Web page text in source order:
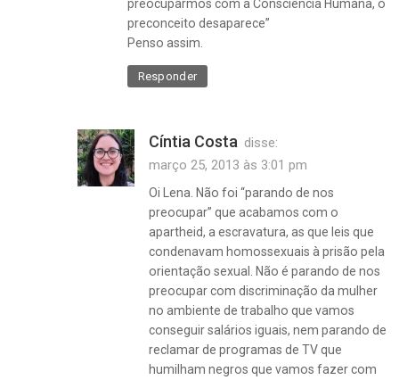
preocuparmos com a Consciência Humana, o
preconceito desaparece”
Penso assim.
Responder
Cíntia Costa disse:
março 25, 2013 às 3:01 pm
Oi Lena. Não foi “parando de nos
preocupar” que acabamos com o
apartheid, a escravatura, as que leis que
condenavam homossexuais à prisão pela
orientação sexual. Não é parando de nos
preocupar com discriminação da mulher
no ambiente de trabalho que vamos
conseguir salários iguais, nem parando de
reclamar de programas de TV que
humilham negros que vamos fazer com